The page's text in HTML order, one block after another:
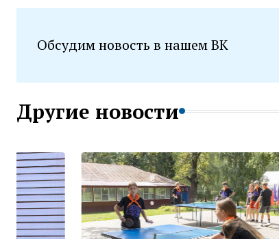
Обсудим новость в нашем ВК
Другие новости